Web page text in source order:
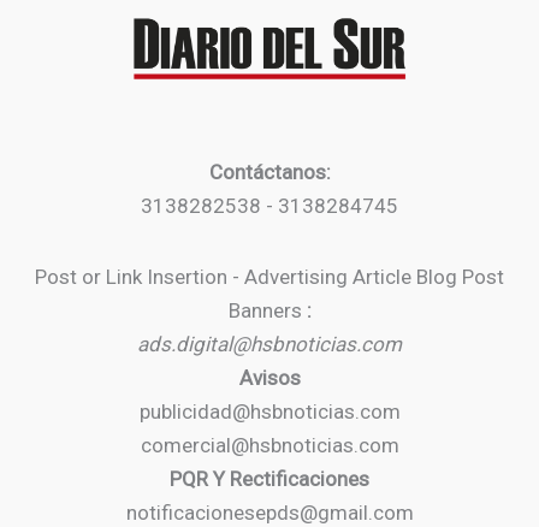
Contáctanos:
3138282538 - 3138284745
Post or Link Insertion - Advertising Article Blog Post
Banners :
ads.digital@hsbnoticias.com
Avisos
publicidad@hsbnoticias.com
comercial@hsbnoticias.com
PQR Y Rectificaciones
notificacionesepds@gmail.com